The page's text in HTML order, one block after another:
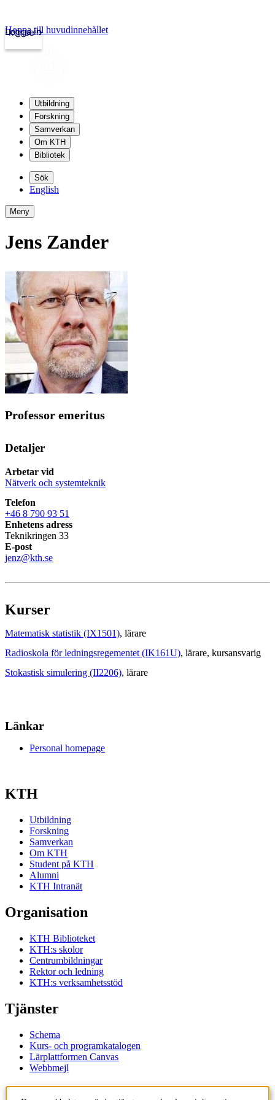
kth.se
Logga in
Hoppa till huvudinnehållet
Utbildning
Forskning
Samverkan
Om KTH
Bibliotek
Sök
English
Meny
Jens Zander
Professor emeritus
Detaljer
Arbetar vid
Nätverk och systemteknik
Telefon
+46 8 790 93 51
Enhetens adress
Teknikringen 33
E-post
jenz@kth.se
Kurser
Matematisk statistik (IX1501), lärare
Radioskola för ledningsregementet (IK161U), lärare, kursansvarig
Stokastisk simulering (II2206), lärare
Länkar
Personal homepage
KTH
Utbildning
Forskning
Samverkan
Om KTH
Student på KTH
Alumni
KTH Intranät
Organisation
KTH Biblioteket
KTH:s skolor
Centrumbildningar
Rektor och ledning
KTH:s verksamhetsstöd
Tjänster
Schema
Kurs- och programkatalogen
Lärplattformen Canvas
Webbmejl
Kontakt